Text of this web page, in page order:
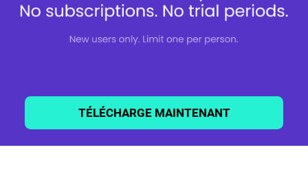
d'un utilisateur à l'autre.
Des limites et exceptions supplémentaires peuvent s'appliquer à votre
utilisation de notre service. Pour en savoir plus sur le programme de
Français
TÉLÉCHARGE MAINTENANT